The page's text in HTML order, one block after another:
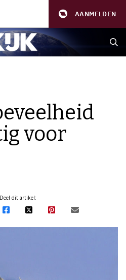
AANMELDEN
voor
Deel dit artikel: